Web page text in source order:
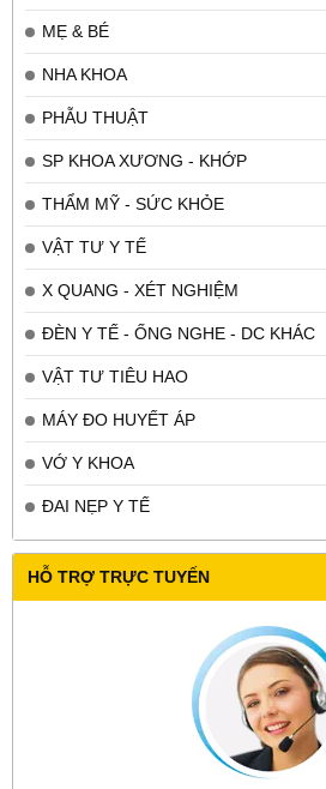
MẸ & BÉ
NHA KHOA
PHẪU THUẬT
SP KHOA XƯƠNG - KHỚP
THẨM MỸ - SỨC KHỎE
VẬT TƯ Y TẾ
X QUANG - XÉT NGHIỆM
ĐÈN Y TẾ - ỐNG NGHE - DC KHÁC
VẬT TƯ TIÊU HAO
MÁY ĐO HUYẾT ÁP
VỚ Y KHOA
ĐAI NẸP Y TẾ
HỖ TRỢ TRỰC TUYẾN